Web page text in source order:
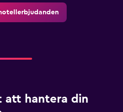
att hantera din